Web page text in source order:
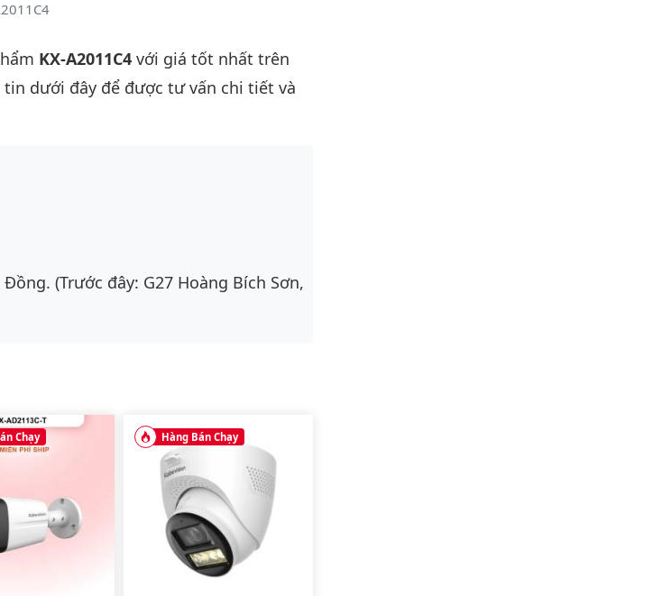
KX-A2011C4 với giá tốt nhất trên
dưới đây để được tư vấn chi tiết và
(Trước đây: G27 Hoàng Bích Sơn,
Chạy Hàng Bán Chạy